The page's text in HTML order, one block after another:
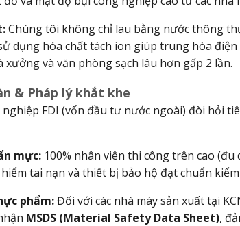
Chúng tôi không chỉ lau bằng nước thông
dụng hóa chất tách ion giúp trung hòa
xưởng và văn phòng sạch lâu hơn gấp 2 lần.
& Pháp lý khắt khe
FDI (vốn đầu tư nước ngoài) đòi hỏi
mực:100% nhân viên thi công trên cao
tai nạn và thiết bị bảo hộ đạt chuẩn
phẩm:Đối với các nhà máy sản xuất tại
MSDS (Material Safety Data Sheet),